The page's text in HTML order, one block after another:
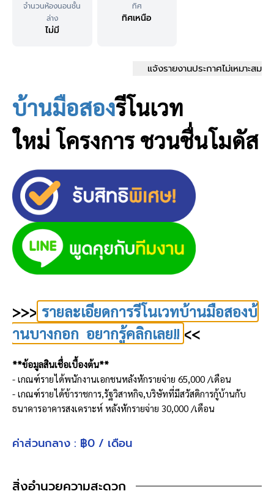
จำนวนห้องนอนชั้น
ล่าง
ไม่มี
ทิศ
ทิศเหนือ
แจ้งรายงานประกาศไม่เหมาะสม
บ้านมือสองรีโนเวท
ใหม่ โครงการ ชวนชื่นโมดัส
>>> รายละเอียดการรีโนเวทบ้านมือสองบ้
านบางกอก อยากรู้คลิกเลย!! <<
**ข้อมูลสินเชื่อเบื้องต้น**
- เกณฑ์รายได้พนักงานเอกชนหลังหักรายจ่าย 65,000 /เดือน
- เกณฑ์รายได้ข้าราชการ,รัฐวิสาหกิจ,บริษัทที่มีสวัสดิการกู้บ้านกับ
ธนาคารอาคารสงเคราะห์ หลังหักรายจ่าย 30,000 /เดือน
ทราบผลภายใน 3 วัน)
ห้องนอน : 3 ห้อง
ห้องน้ำ : 2 ห้อง
ค่าส่วนกลาง : ฿0 / เดือน
สิ่งอำนวยความสะดวก